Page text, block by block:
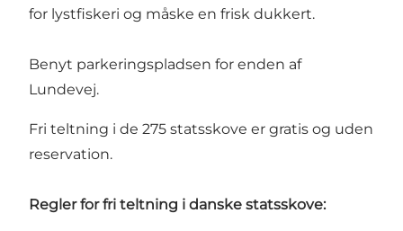
for lystfiskeri og måske en frisk dukkert.
Benyt parkeringspladsen for enden af
Lundevej.
Fri teltning i de 275 statsskove er gratis og uden
reservation.
Regler for fri teltning i danske statsskove: